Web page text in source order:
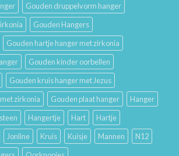
Gouden druppelvorm hanger
Gouden Hangers
Gouden hartje hanger met zirkonia
Gouden kinder oorbellen
Gouden kruis hanger met Jezus
zirkonia
Gouden plaat hanger
Hanger
Hangertje Hart
Hartje
Jonline Kruis Kuisje Mannen
N12